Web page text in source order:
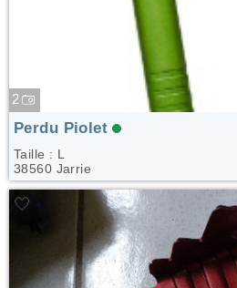
2
Perdu Piolet
Taille : L
38560 Jarrie
🤍